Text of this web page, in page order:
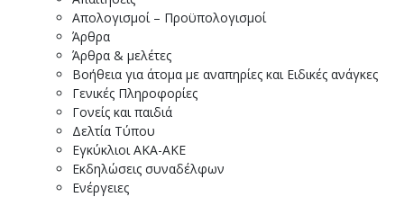
Απολογισμοί – Προϋπολογισμοί
Άρθρα
Άρθρα & μελέτες
Βοήθεια για άτομα με αναπηρίες και Ειδικές ανάγκες
Γενικές Πληροφορίες
Γονείς και παιδιά
Δελτία Τύπου
Εγκύκλιοι ΑΚΑ-ΑΚΕ
Εκδηλώσεις συναδέλφων
Ενέργειες